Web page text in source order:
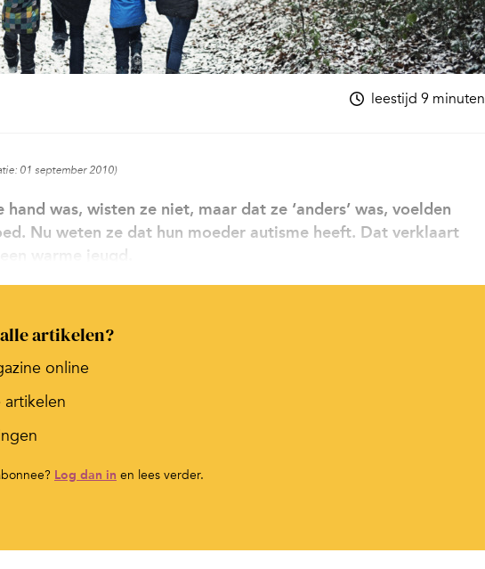
leestijd 9 minuten
01 september 2010)
was, wisten ze niet, maar dat ze ‘anders’ was, voelden
Nu weten ze dat hun moeder autisme heeft. Dat verklaart
warme jeugd.
artikelen?
online
Log dan in en lees verder.